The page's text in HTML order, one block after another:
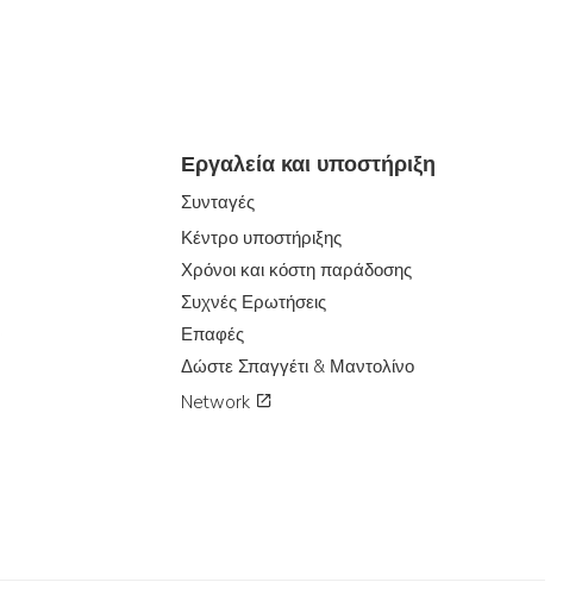
Εργαλεία και υποστήριξη
Συνταγές
Κέντρο υποστήριξης
Χρόνοι και κόστη παράδοσης
Συχνές Ερωτήσεις
Επαφές
Δώστε Σπαγγέτι & Μαντολίνο
Network